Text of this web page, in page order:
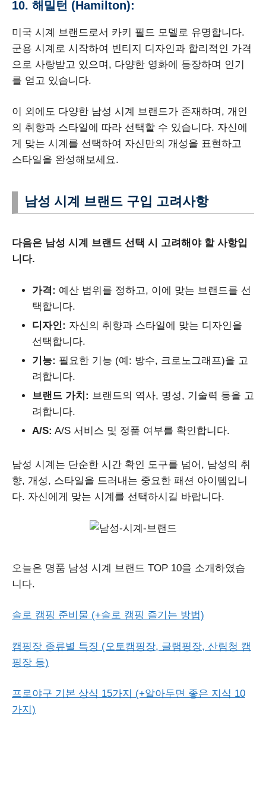
10. 해밀턴 (Hamilton):
미국 시계 브랜드로서 카키 필드 모델로 유명합니다.
군용 시계로 시작하여 빈티지 디자인과 합리적인 가격
으로 사랑받고 있으며, 다양한 영화에 등장하며 인기
를 얻고 있습니다.
이 외에도 다양한 남성 시계 브랜드가 존재하며, 개인
의 취향과 스타일에 따라 선택할 수 있습니다. 자신에
게 맞는 시계를 선택하여 자신만의 개성을 표현하고
스타일을 완성해보세요.
남성 시계 브랜드 구입 고려사항
다음은 남성 시계 브랜드 선택 시 고려해야 할 사항입
니다.
가격: 예산 범위를 정하고, 이에 맞는 브랜드를 선
택합니다.
디자인: 자신의 취향과 스타일에 맞는 디자인을
선택합니다.
기능: 필요한 기능 (예: 방수, 크로노그래프)을 고
려합니다.
브랜드 가치: 브랜드의 역사, 명성, 기술력 등을 고
려합니다.
A/S: A/S 서비스 및 정품 여부를 확인합니다.
남성 시계는 단순한 시간 확인 도구를 넘어, 남성의 취
향, 개성, 스타일을 드러내는 중요한 패션 아이템입니
다. 자신에게 맞는 시계를 선택하시길 바랍니다.
오늘은 명품 남성 시계 브랜드 TOP 10을 소개하였습
니다.
솔로 캠핑 준비물 (+솔로 캠핑 즐기는 방법)
캠핑장 종류별 특징 (오토캠핑장, 글램핑장, 산림청 캠
핑장 등)
프로야구 기본 상식 15가지 (+알아두면 좋은 지식 10
가지)